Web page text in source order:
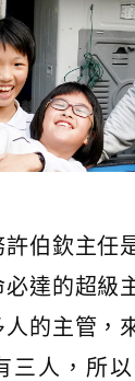
伯欽主任
達的超級
的主管，
三人，所